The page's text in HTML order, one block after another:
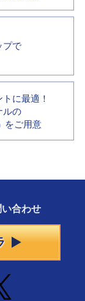
プで
に最適！
ルの
をご用意
合わせ